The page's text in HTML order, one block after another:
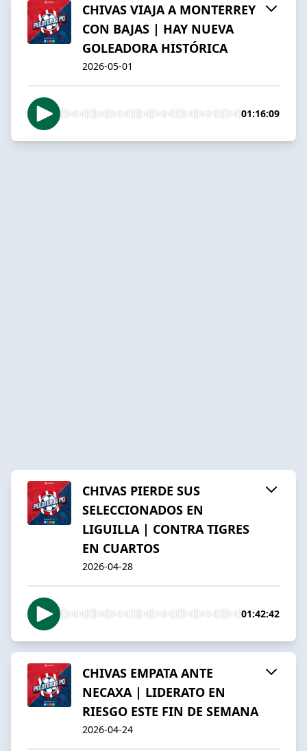
CHIVAS VIAJA A MONTERREY
CON BAJAS | HAY NUEVA
GOLEADORA HISTÓRICA
2026-05-01
01:16:09
CHIVAS PIERDE SUS
SELECCIONADOS EN
LIGUILLA | CONTRA TIGRES
EN CUARTOS
2026-04-28
01:42:42
CHIVAS EMPATA ANTE
NECAXA | LIDERATO EN
RIESGO ESTE FIN DE SEMANA
2026-04-24